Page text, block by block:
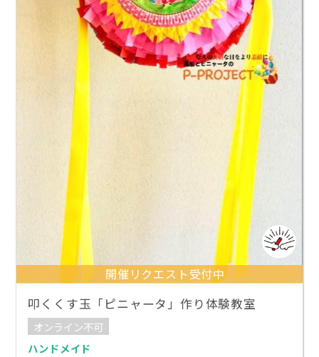
開催リクエスト受付中
叩くくす玉「ピニャータ」作り体験教室
オンライン不可
ハンドメイド